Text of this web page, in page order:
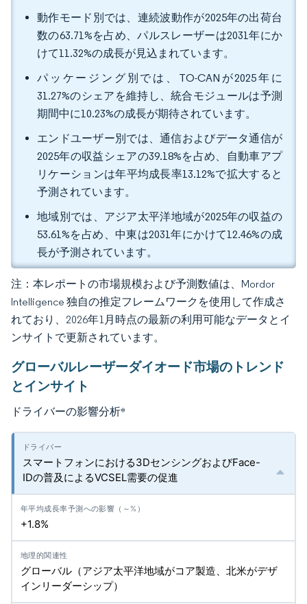
動作モード別では、連続波動作が2025年の出荷台
数の63.71%を占め、パルスレーザーは2031年にか
けて11.32%の成長が見込まれています。
パッケージング別では、TO-CANが2025年に
31.27%のシェアを維持し、統合モジュールは予測
期間中に10.23%の成長が期待されています。
エンドユーザー別では、通信およびデータ通信が
2025年の収益シェアの39.18%を占め、自動車アプ
リケーションは年平均成長率13.12%で拡大すると
予測されています。
地域別では、アジア太平洋地域が2025年の収益の
53.61%を占め、中東は2031年にかけて12.46%の成
長が予測されています。
注：本レポートの市場規模および予測数値は、Mordor
Intelligence 独自の推定フレームワークを使用して作成さ
れており、2026年1月時点の最新の利用可能なデータとイ
ンサイトで更新されています。
グローバルレーザーダイオード市場のトレンド
とインサイト
ドライバーの影響分析*
スマートフォンにおける3DセンシングおよびFace-
IDの普及によるVCSEL需要の促進
+1.8%
グローバル（アジア太平洋地域がコア製造、北米がデザ
インリーダーシップ）